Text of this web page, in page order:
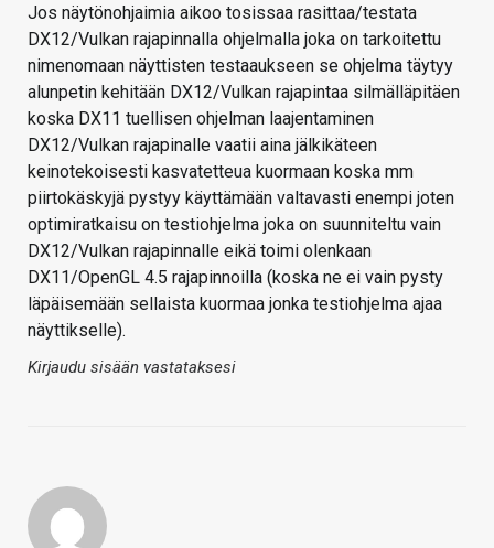
Jos näytönohjaimia aikoo tosissaa rasittaa/testata
DX12/Vulkan rajapinnalla ohjelmalla joka on tarkoitettu
nimenomaan näyttisten testaaukseen se ohjelma täytyy
alunpetin kehitään DX12/Vulkan rajapintaa silmälläpitäen
koska DX11 tuellisen ohjelman laajentaminen
DX12/Vulkan rajapinalle vaatii aina jälkikäteen
keinotekoisesti kasvatetteua kuormaan koska mm
piirtokäskyjä pystyy käyttämään valtavasti enempi joten
optimiratkaisu on testiohjelma joka on suunniteltu vain
DX12/Vulkan rajapinnalle eikä toimi olenkaan
DX11/OpenGL 4.5 rajapinnoilla (koska ne ei vain pysty
läpäisemään sellaista kuormaa jonka testiohjelma ajaa
näyttikselle).
Kirjaudu sisään vastataksesi